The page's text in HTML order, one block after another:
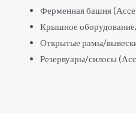
Ферменная башня
Крышное
Открытые рамы/
Резервуары/силосы